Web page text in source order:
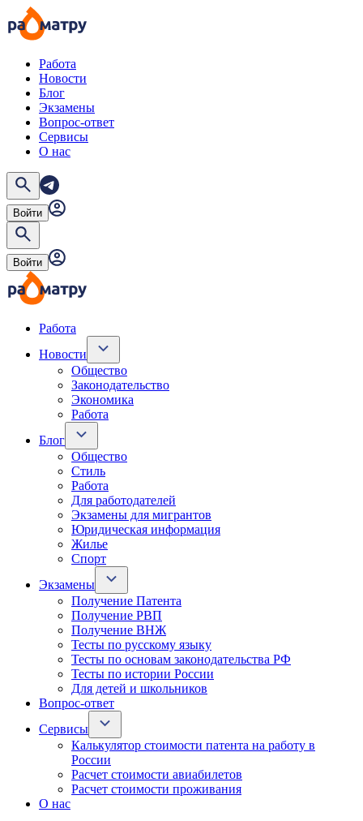
Работа
Новости
Блог
Экзамены
Вопрос-ответ
Сервисы
О нас
Войти
Войти
Работа
Новости
Общество
Законодательство
Экономика
Работа
Блог
Общество
Стиль
Работа
Для работодателей
Экзамены для мигрантов
Юридическая информация
Жилье
Спорт
Экзамены
Получение Патента
Получение РВП
Получение ВНЖ
Тесты по русскому языку
Тесты по основам законодательства РФ
Тесты по истории России
Для детей и школьников
Вопрос-ответ
Сервисы
Калькулятор стоимости патента на работу в
России
Расчет стоимости авиабилетов
Расчет стоимости проживания
О нас